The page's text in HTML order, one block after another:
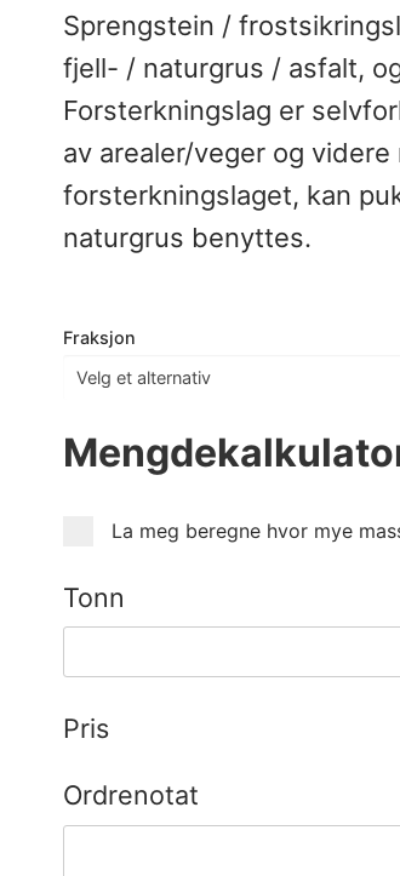
Sprengstein /
fjell- / naturgrus / asfalt,
Forsterkningslag er
av arealer/veger og
forsterkningslaget, kan
naturgrus benyttes.
Fraksjon
La meg beregne hvor mye
Tonn
Pris
Ordrenotat